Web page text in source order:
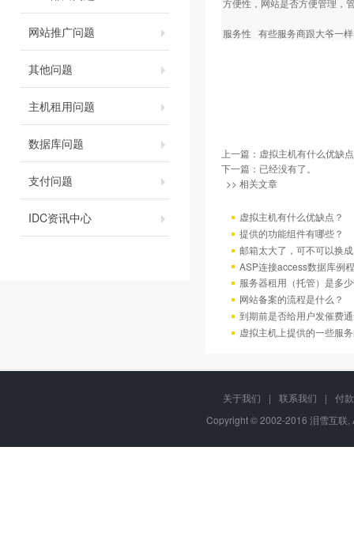
网站推广问题
其他问题
主机租用问题
数据库问题
支付问题
IDC资讯中心
方便性，网站是否方便管理，
服务性 有些服务商跟大爷一
上一篇： 虚拟主机有什么优缺
下一篇：已经没有了。
>> 相关文章
虚拟主机有什么优缺点？
提供的功能组件有哪些？
邮箱太大了，可不可以换
ASP连接access数据库例程
服务器租用（托管）是多
网站备案的流程是什么？
到期前是否给用户发催费
虚拟主机上提供的一些服
关于我们 | 联系我们 |
付
Copyright © 2002-2016 泪雪互